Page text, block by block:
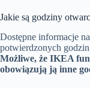
Jakie są godziny
Dostępne informacje
potwierdzonych
Możliwe, że IKEA
obowiązują ją inne